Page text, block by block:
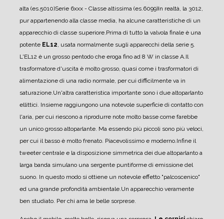
alta (es.5010)Serie 6xxx - Classe altissima (es.6099)In realtà, la 3012,
pur appartenendo alla classe media, ha alcune caratteristiche di un
apparecchio di classe superiore.Prima di tutto la valvola finale è una
potente EL12, usata normalmente sugli apparecchi della serie 5.
L'EL12 è un grosso pentodo che eroga fino ad 8 W in classe A.Il
trasformatore d'uscita è molto grosso, quasi come i trasformatori di
alimentazione di una radio normale, per cui difficilmente va in
saturazione.Un'altra caratteristica importante sono i due altoparlanto
ellittici. Insieme raggiungono una notevole superficie di contatto con
l'aria, per cui riescono a riprodurre note molto basse come farebbe
un unico grosso altoparlante. Ma essendo più piccoli sono più veloci,
per cui il basso è molto frenato. Piacevolissimo e moderno.Infine il
tweeter centrale e la disposizione simmetrica dei due altoparlanto a
larga banda simulano una sergente puntiforme di emissione del
suono. In questo modo si ottiene un notevole effetto "palcoscenico"
ed una grande profondità ambientale.Un apparecchio veramente
ben studiato. Per chi ama le belle sorprese.